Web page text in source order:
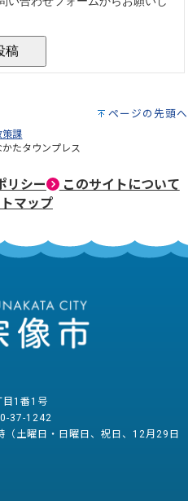
ページの先頭へ
策課
たタウンプレス
リシー
このサイトについて
マップ
目1番1号
37-1242
土曜日・日曜日、祝日、12月29日